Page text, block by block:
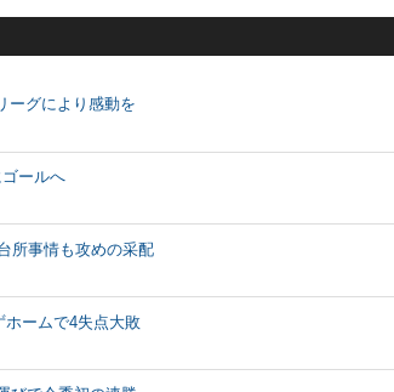
ーグにより感動を
ールへ
所事情も攻めの采配
ホームで4失点大敗